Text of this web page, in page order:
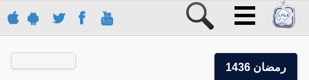
رمضان 1436